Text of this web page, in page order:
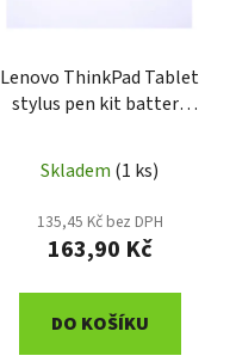
Lenovo ThinkPad Tablet
stylus pen kit battery
Skladem (1 ks)
135,45 Kč bez DPH
163,90 Kč
DO KOŠÍKU